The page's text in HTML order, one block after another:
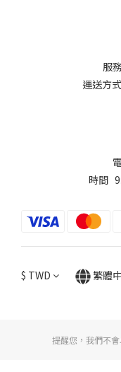
服
運送方
時間
$ TWD 繁體
提醒您，我們不